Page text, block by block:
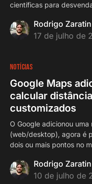
científicas para
Rodrigo Zaratin
17 de julho de
NOTÍCIAS
Google Maps
calcular
customizados
O Google adicionou
(web/desktop), agora é
dois ou mais pontos no
Rodrigo Zaratin
10 de julho de